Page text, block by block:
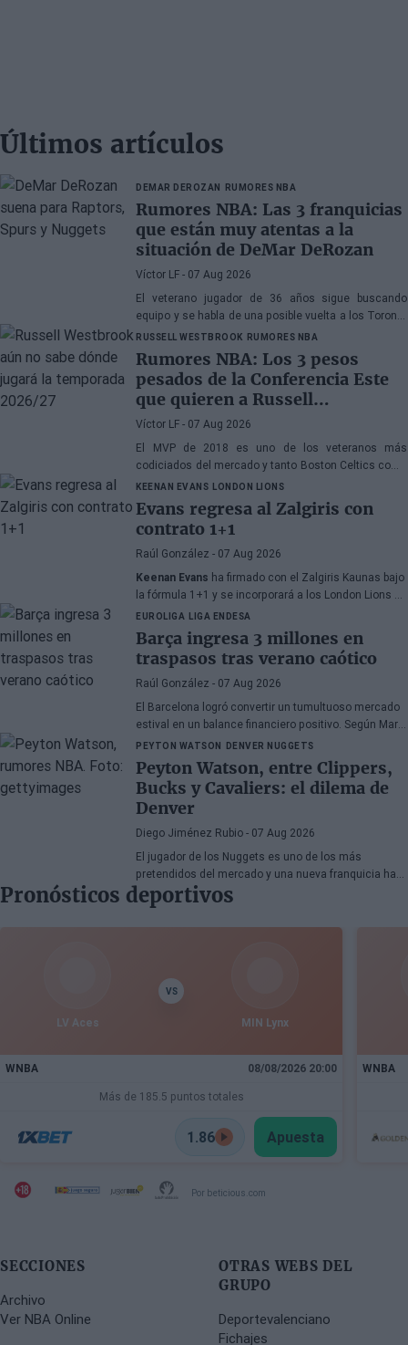
Últimos artículos
DEMAR DEROZAN RUMORES NBA
Rumores NBA: Las 3 franquicias
que están muy atentas a la
situación de DeMar DeRozan
Víctor LF - 07 Aug 2026
El veterano jugador de 36 años sigue buscando
equipo y se habla de una posible vuelta a los Toronto
Raptors o San Antonio Spurs, mientras Denver
Nuggets también forma parte de la ecuación
RUSSELL WESTBROOK RUMORES NBA
Rumores NBA: Los 3 pesos
pesados de la Conferencia Este
que quieren a Russell
Westbrook
Víctor LF - 07 Aug 2026
El MVP de 2018 es uno de los veteranos más
codiciados del mercado y tanto Boston Celtics como
Cleveland Cavaliers y Detroit Pistons estarían
interesados en hacerse con sus servicios
KEENAN EVANS LONDON LIONS
Evans regresa al Zalgiris con
contrato 1+1
Raúl González - 07 Aug 2026
Keenan Evans ha firmado con el Zalgiris Kaunas bajo
la fórmula 1+1 y se incorporará a los London Lions en
calidad de cedido durante la temporada 2026/27. El
base estadounidense continúa su proceso de
recuperación tras las lesiones sufridas en los
últimos meses.
EUROLIGA LIGA ENDESA
Barça ingresa 3 millones en
traspasos tras verano caótico
Raúl González - 07 Aug 2026
El Barcelona logró convertir un tumultuoso mercado
estival en un balance financiero positivo. Según Marc
Mundet, la sección azulgrana ingresó cerca de tres
millones de euros procedentes de salidas de
jugadores, a pesar de un proceso de transferencias
marcado por la incertidumbre y los cambios de
última hora.
PEYTON WATSON DENVER NUGGETS
Peyton Watson, entre Clippers,
Bucks y Cavaliers: el dilema de
Denver
Diego Jiménez Rubio - 07 Aug 2026
El jugador de los Nuggets es uno de los más
pretendidos del mercado y una nueva franquicia ha
entrado en la puja.
Pronósticos deportivos
LV Aces
VS
MIN Lynx
WNBA 08/08/2026 20:00
Más de 185.5 puntos totales
1.86 Apuesta
WNBA
Por beticious.com
SECCIONES
Archivo
Ver NBA Online
OTRAS WEBS DEL
GRUPO
Deportevalenciano
Fichajes